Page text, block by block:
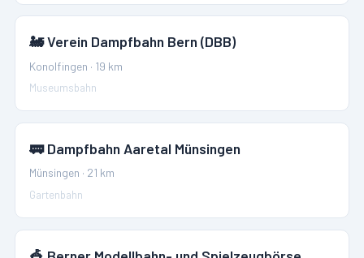
🚂Verein Dampfbahn Bern (DBB)
Konolfingen · 19 km
Museumsbahn
🚃 Dampfbahn Aaretal Münsingen
Münsingen · 21 km
Gartenbahn